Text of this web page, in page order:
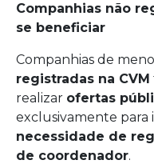
Companhias não
se beneficiar
Companhias de
registradas na CVM
realizar ofertas
exclusivamente para
necessidade de
de coordenador.